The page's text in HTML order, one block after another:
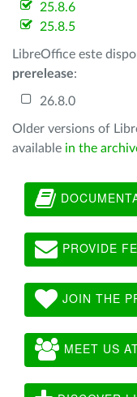
25.8.6
25.8.5
LibreOffice este
prerelease:
26.8.0
Older versions of
available in the
PROVIDE
JOIN THE
MEET US